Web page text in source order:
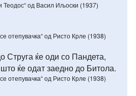
Теодос“ од Васил Иљоски (1937)
отепувачка“ од Ристо Крле (1938)
ќе оди со Пандета,
ќе одат заедно до Битола.
отепувачка“ од Ристо Крле (1938)